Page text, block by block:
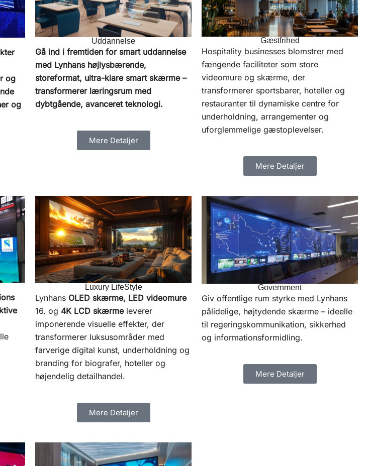
og
og
Uddannelse
Gå ind i fremtiden for smart uddannelse
med Lynhans højlysbærende,
storeformat, ultra-klare smart skærme –
transformerer læringsrum med
dybtgående, avanceret teknologi.
Mere Detaljer
Gæstfrihed
Hospitality businesses blomstrer med
fængende faciliteter som store
videomure og skærme, der
transformerer sportsbarer, hoteller og
restauranter til dynamiske centre for
underholdning, arrangementer og
uforglemmelige gæstoplevelser.
Mere Detaljer
Luxury LifeStyle
Lynhans OLED skærme, LED videomure
16. og 4K LCD skærmeleverer
imponerende visuelle effekter, der
transformerer luksusområder med
farverige digital kunst, underholdning og
branding for biografer, hoteller og
højendelig detailhandel.
Mere Detaljer
Government
Giv offentlige rum styrke med Lynhans
pålidelige, højtydende skærme – ideelle
til regeringskommunikation, sikkerhed
og informationsformidling.
Mere Detaljer